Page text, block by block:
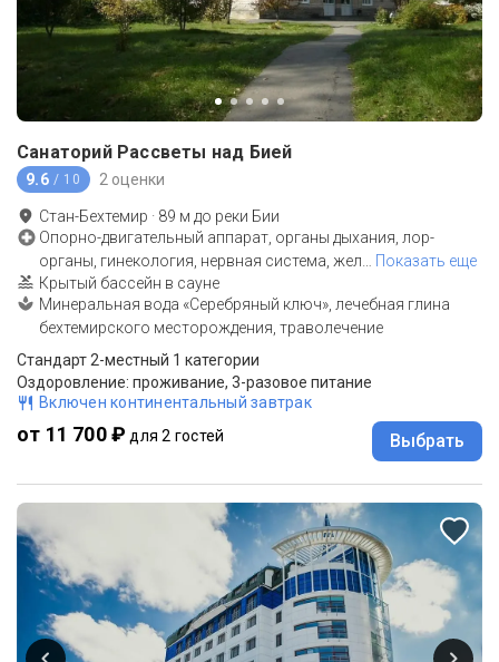
Санаторий Рассветы над Бией
9.6 / 10 2 оценки
Стан-Бехтемир · 89 м до реки Бии
Опорно-двигательный аппарат, органы дыхания, лор-
органы, гинекология, нервная система, жел… Показать еще
Крытый бассейн в сауне
Минеральная вода «Серебряный ключ», лечебная глина
бехтемирского месторождения, траволечение
Стандарт 2-местный 1 категории
Оздоровление: проживание, 3-разовое питание
Включен континентальный завтрак
от 11 700 ₽ для 2 гостей Выбрать